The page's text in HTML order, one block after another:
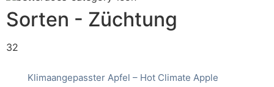
Sorten - Züchtung
32
Klimaangepasster Apfel – Hot Climate Apple